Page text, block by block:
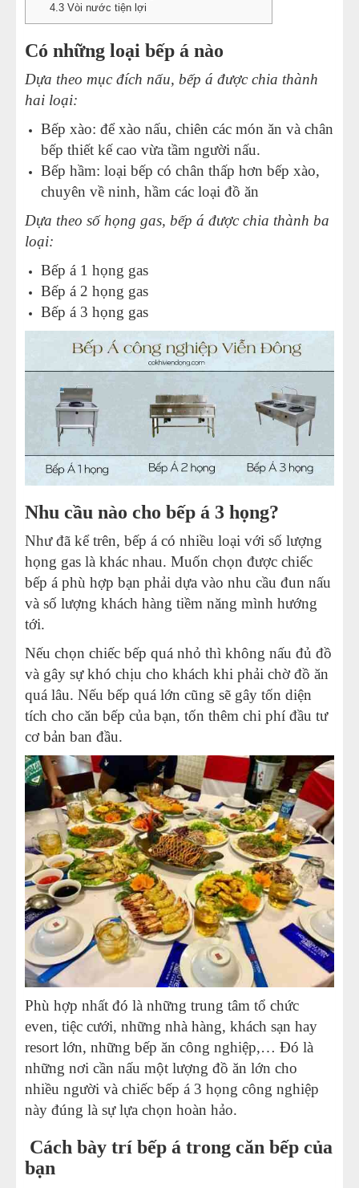
4.3Vòi nước tiện lợi
Có những loại bếp á nào
Dựa theo mục đích nấu, bếp á được chia thành
hai loại:
Bếp xào: để xào nấu, chiên các món ăn và chân
bếp thiết kế cao vừa tầm người nấu.
Bếp hầm: loại bếp có chân thấp hơn bếp xào,
chuyên về ninh, hầm các loại đồ ăn
Dựa theo số họng gas, bếp á được chia thành ba
loại:
Bếp á 1 họng gas
Bếp á 2 họng gas
Bếp á 3 họng gas
Nhu cầu nào cho bếp á 3 họng?
Như đã kể trên, bếp á có nhiều loại với số lượng
họng gas là khác nhau. Muốn chọn được chiếc
bếp á phù hợp bạn phải dựa vào nhu cầu đun nấu
và số lượng khách hàng tiềm năng mình hướng
tới.
Nếu chọn chiếc bếp quá nhỏ thì không nấu đủ đồ
và gây sự khó chịu cho khách khi phải chờ đồ ăn
quá lâu. Nếu bếp quá lớn cũng sẽ gây tốn diện
tích cho căn bếp của bạn, tốn thêm chi phí đầu tư
cơ bản ban đầu.
Phù hợp nhất đó là những trung tâm tổ chức
even, tiệc cưới, những nhà hàng, khách sạn hay
resort lớn, những bếp ăn công nghiệp,… Đó là
những nơi cần nấu một lượng đồ ăn lớn cho
nhiều người và chiếc bếp á 3 họng công nghiệp
này đúng là sự lựa chọn hoàn hảo.
Cách bày trí bếp á trong căn bếp của
bạn